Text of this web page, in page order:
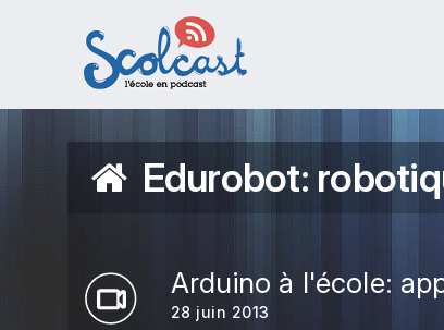
Aller au contenu principal
Edurobot:
Arduino à l'école:
28 juin 2013